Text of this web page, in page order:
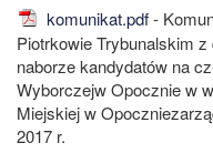
komunikat.pdf-
Piotrkowie Trybunalskim
naborze kandydatów na
Wyborczejw Opocznie w
Miejskiej w
2017 r.